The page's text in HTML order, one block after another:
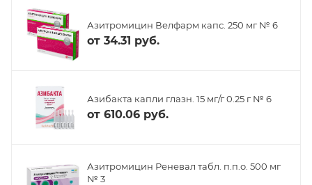
Азитромицин Велфарм капс. 250 мг № 6
от 34.31 руб.
Азибакта капли глазн. 15 мг/г 0.25 г № 6
от 610.06 руб.
Азитромицин Реневал табл. п.п.о. 500 мг
№ 3